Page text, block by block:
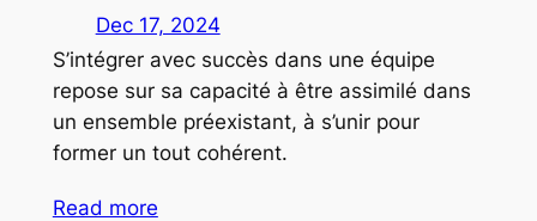
Dec 17, 2024
S’intégrer avec succès dans une équipe
repose sur sa capacité à être assimilé dans
un ensemble préexistant, à s’unir pour
former un tout cohérent.
Read more